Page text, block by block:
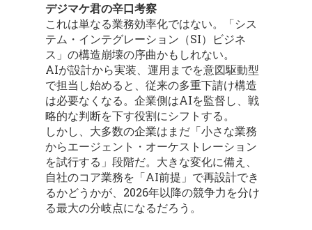
デジマケ君の辛口考察
これは単なる業務効率化ではない。「シス
テム・インテグレーション（SI）ビジネ
ス」の構造崩壊の序曲かもしれない。
AIが設計から実装、運用までを意図駆動型
で担当し始めると、従来の多重下請け構造
は必要なくなる。企業側はAIを監督し、戦
略的な判断を下す役割にシフトする。
しかし、大多数の企業はまだ「小さな業務
からエージェント・オーケストレーション
を試行する」段階だ。大きな変化に備え、
自社のコア業務を「AI前提」で再設計でき
るかどうかが、2026年以降の競争力を分け
る最大の分岐点になるだろう。